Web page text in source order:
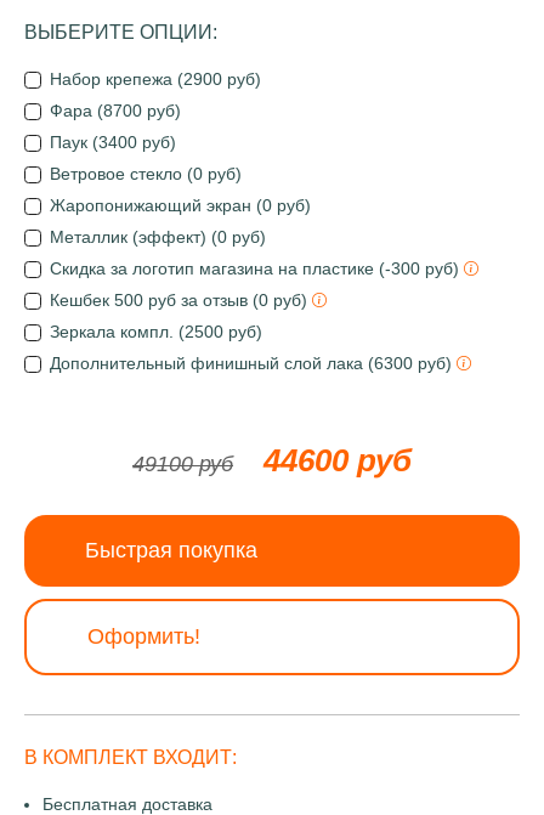
ВЫБЕРИТЕ ОПЦИИ:
Набор крепежа (2900 руб)
Фара (8700 руб)
Паук (3400 руб)
Ветровое стекло (0 руб)
Жаропонижающий экран (0 руб)
Металлик (эффект) (0 руб)
Скидка за логотип магазина на пластике (-300 руб)
Кешбек 500 руб за отзыв (0 руб)
Зеркала компл. (2500 руб)
Дополнительный финишный слой лака (6300 руб)
49100 руб 44600 руб
Быстрая покупка
Оформить!
В КОМПЛЕКТ ВХОДИТ:
Бесплатная доставка